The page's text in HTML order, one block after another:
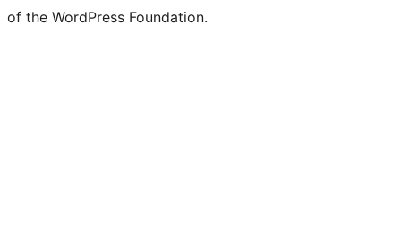
of the WordPress Foundation.